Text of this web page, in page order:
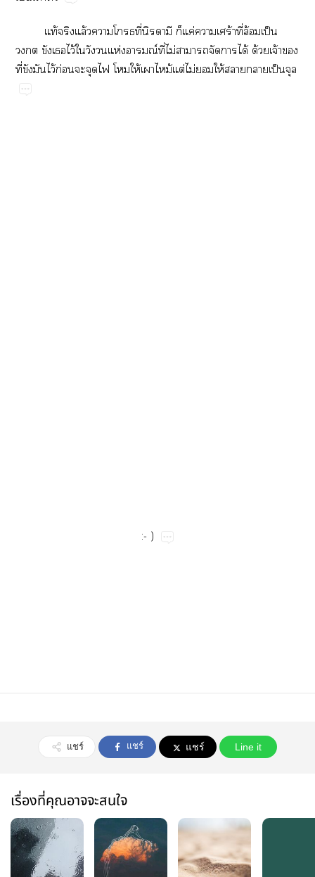
ท้​​ล้​​​ี่​​​​ค่​​ร้​ี่​ล้​ป็​
​​​ไว้​​​​ห่​ณ์​ี่​ไม่​​​​ได้​ด้​จ้​​
ี่​​​ไว้​ก่​​​​​ให้​​ม้​ต่​ไม่​​ให้​​​ป็​
:-​)
แชร์ แชร์ แชร์ Line it
เรื่องที่คุณอาจจะสนใจ